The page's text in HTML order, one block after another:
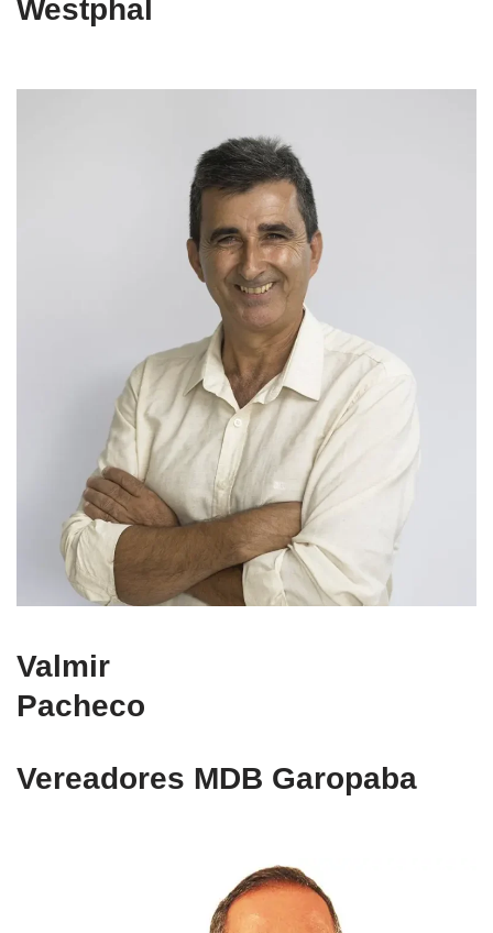
Westphal
Valmir
Pacheco
Vereadores MDB Garopaba